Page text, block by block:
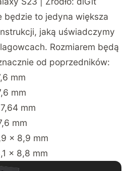
będzie to jedyna większa
jaką uświadczymy
Rozmiarem będą
od poprzedników:
mm
mm
mm
mm
× 8,9 mm
× 8,8 mm